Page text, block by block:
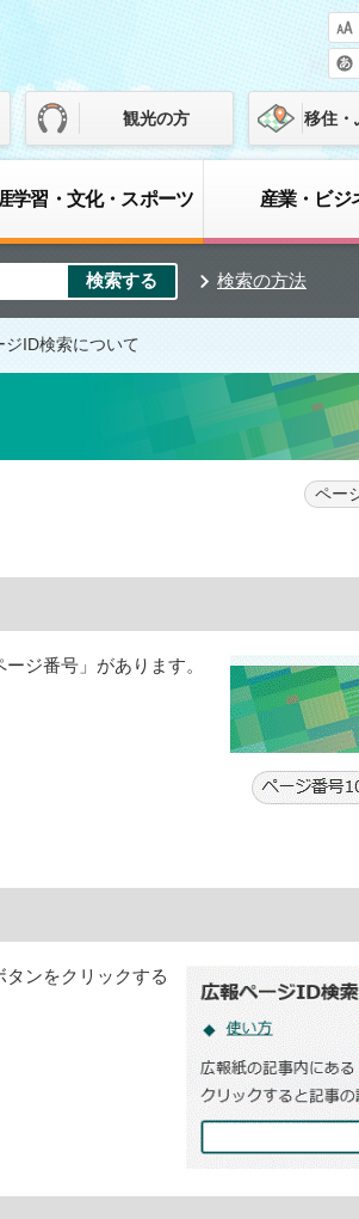
観光の方 移住・
学習・文化・スポーツ 産業・ビジ
検索の方法
ジID検索について
ペー
ジ番号」があります。
ンをクリックする